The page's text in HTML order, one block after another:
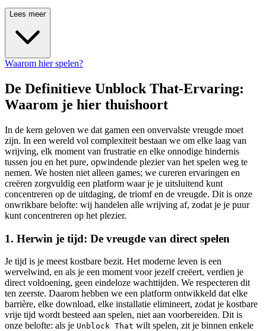
Lees meer
Waarom hier spelen?
De Definitieve Unblock That-Ervaring:
Waarom je hier thuishoort
In de kern geloven we dat gamen een onvervalste vreugde moet
zijn. In een wereld vol complexiteit bestaan we om elke laag van
wrijving, elk moment van frustratie en elke onnodige hindernis
tussen jou en het pure, opwindende plezier van het spelen weg te
nemen. We hosten niet alleen games; we cureren ervaringen en
creëren zorgvuldig een platform waar je je uitsluitend kunt
concentreren op de uitdaging, de triomf en de vreugde. Dit is onze
onwrikbare belofte: wij handelen alle wrijving af, zodat je je puur
kunt concentreren op het plezier.
1. Herwin je tijd: De vreugde van direct spelen
Je tijd is je meest kostbare bezit. Het moderne leven is een
wervelwind, en als je een moment voor jezelf creëert, verdien je
direct voldoening, geen eindeloze wachttijden. We respecteren dit
ten zeerste. Daarom hebben we een platform ontwikkeld dat elke
barrière, elke download, elke installatie elimineert, zodat je kostbare
vrije tijd wordt besteed aan spelen, niet aan voorbereiden. Dit is
onze belofte: als je Unblock That wilt spelen, zit je binnen enkele